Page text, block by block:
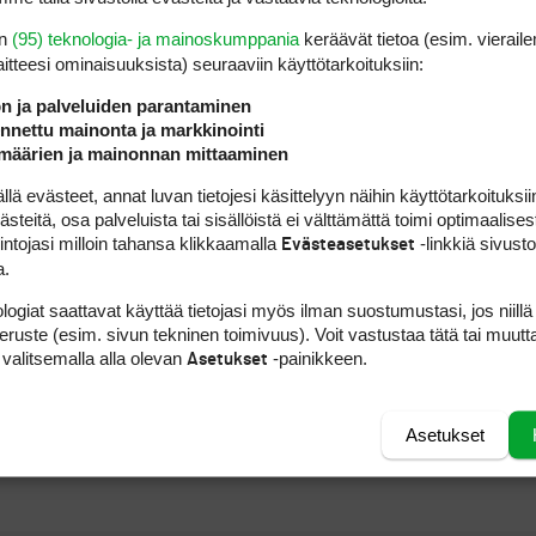
PGA Tourin kisassa ykkössuosikki
Tiger Woods ja Vijay Singh jäivät
34 perättäistä kierrosta alle parín, hän
pelata reilusti alle parín, mutta silti
ole ollut sellaiseksi yleisönvillitsijäksi
lyönnin rajan. 41-vuotias Daly osoitti
Skins Gamesit. Loppuviikolla nähdään,
voittaja uhkaamaan neljän kierroksen
johtaa selkävammoistaan parantunut
67 pelannutFredrik Jacobson.
(95) teknologia- ja mainoskumppania keräävät tietoa (esim.
ominaisuuk­sista) seuraaviin käyttötarkoituksiin:
ja palveluiden parantaminen
mainonta ja markkinointi
ja mainonnan mittaaminen
evästeet, annat luvan tietojesi käsittelyyn näihin
osa palveluista tai sisällöistä ei välttämättä toimi
milloin tahansa klikkaamalla Evästeasetukset -linkkiä
saattavat käyttää tietojasi myös ilman suostumustasi, jos
(esim. sivun tekninen toimivuus). Voit vastustaa tätä tai
alla olevan Asetukset -painikkeen.
Asetukset